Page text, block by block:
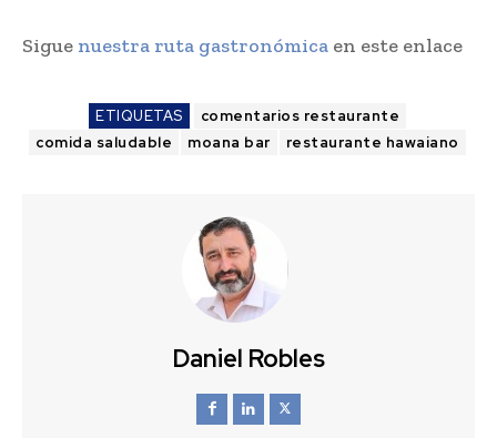
Sigue nuestra ruta gastronómica en este enlace
ETIQUETAS
comentarios restaurante
comida saludable
moana bar restaurante hawaiano
Daniel Robles